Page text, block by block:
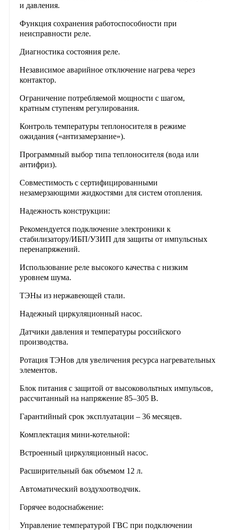
и давления.
Функция сохранения работоспособности при
неисправности реле.
Диагностика состояния реле.
Независимое аварийное отключение нагрева через
контактор.
Ограничение потребляемой мощности с шагом,
кратным ступеням регулирования.
Контроль температуры теплоносителя в режиме
ожидания («антизамерзание»).
Программный выбор типа теплоносителя (вода или
антифриз).
Совместимость с сертифицированными
незамерзающими жидкостями для систем отопления.
Надежность конструкции:
Рекомендуется подключение электроники к
стабилизатору/ИБП/УЗИП для защиты от импульсных
перенапряжений.
Использование реле высокого качества с низким
уровнем шума.
ТЭНы из нержавеющей стали.
Надежный циркуляционный насос.
Датчики давления и температуры российского
производства.
Ротация ТЭНов для увеличения ресурса нагревательных
элементов.
Блок питания с защитой от высоковольтных импульсов,
рассчитанный на напряжение 85–305 В.
Гарантийный срок эксплуатации – 36 месяцев.
Комплектация мини-котельной:
Встроенный циркуляционный насос.
Расширительный бак объемом 12 л.
Автоматический воздухоотводчик.
Горячее водоснабжение:
Управление температурой ГВС при подключении